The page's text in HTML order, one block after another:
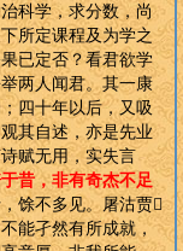
科学，求分数，尚
所定课程及为学之
已定否？看君欲学
两人闻君。其一康
四十年以后，又吸
其自述，亦是先业
赋无用，实失言
昔，非有奇杰不足
馀不多见。屠沽贾
能孑然有所成就，